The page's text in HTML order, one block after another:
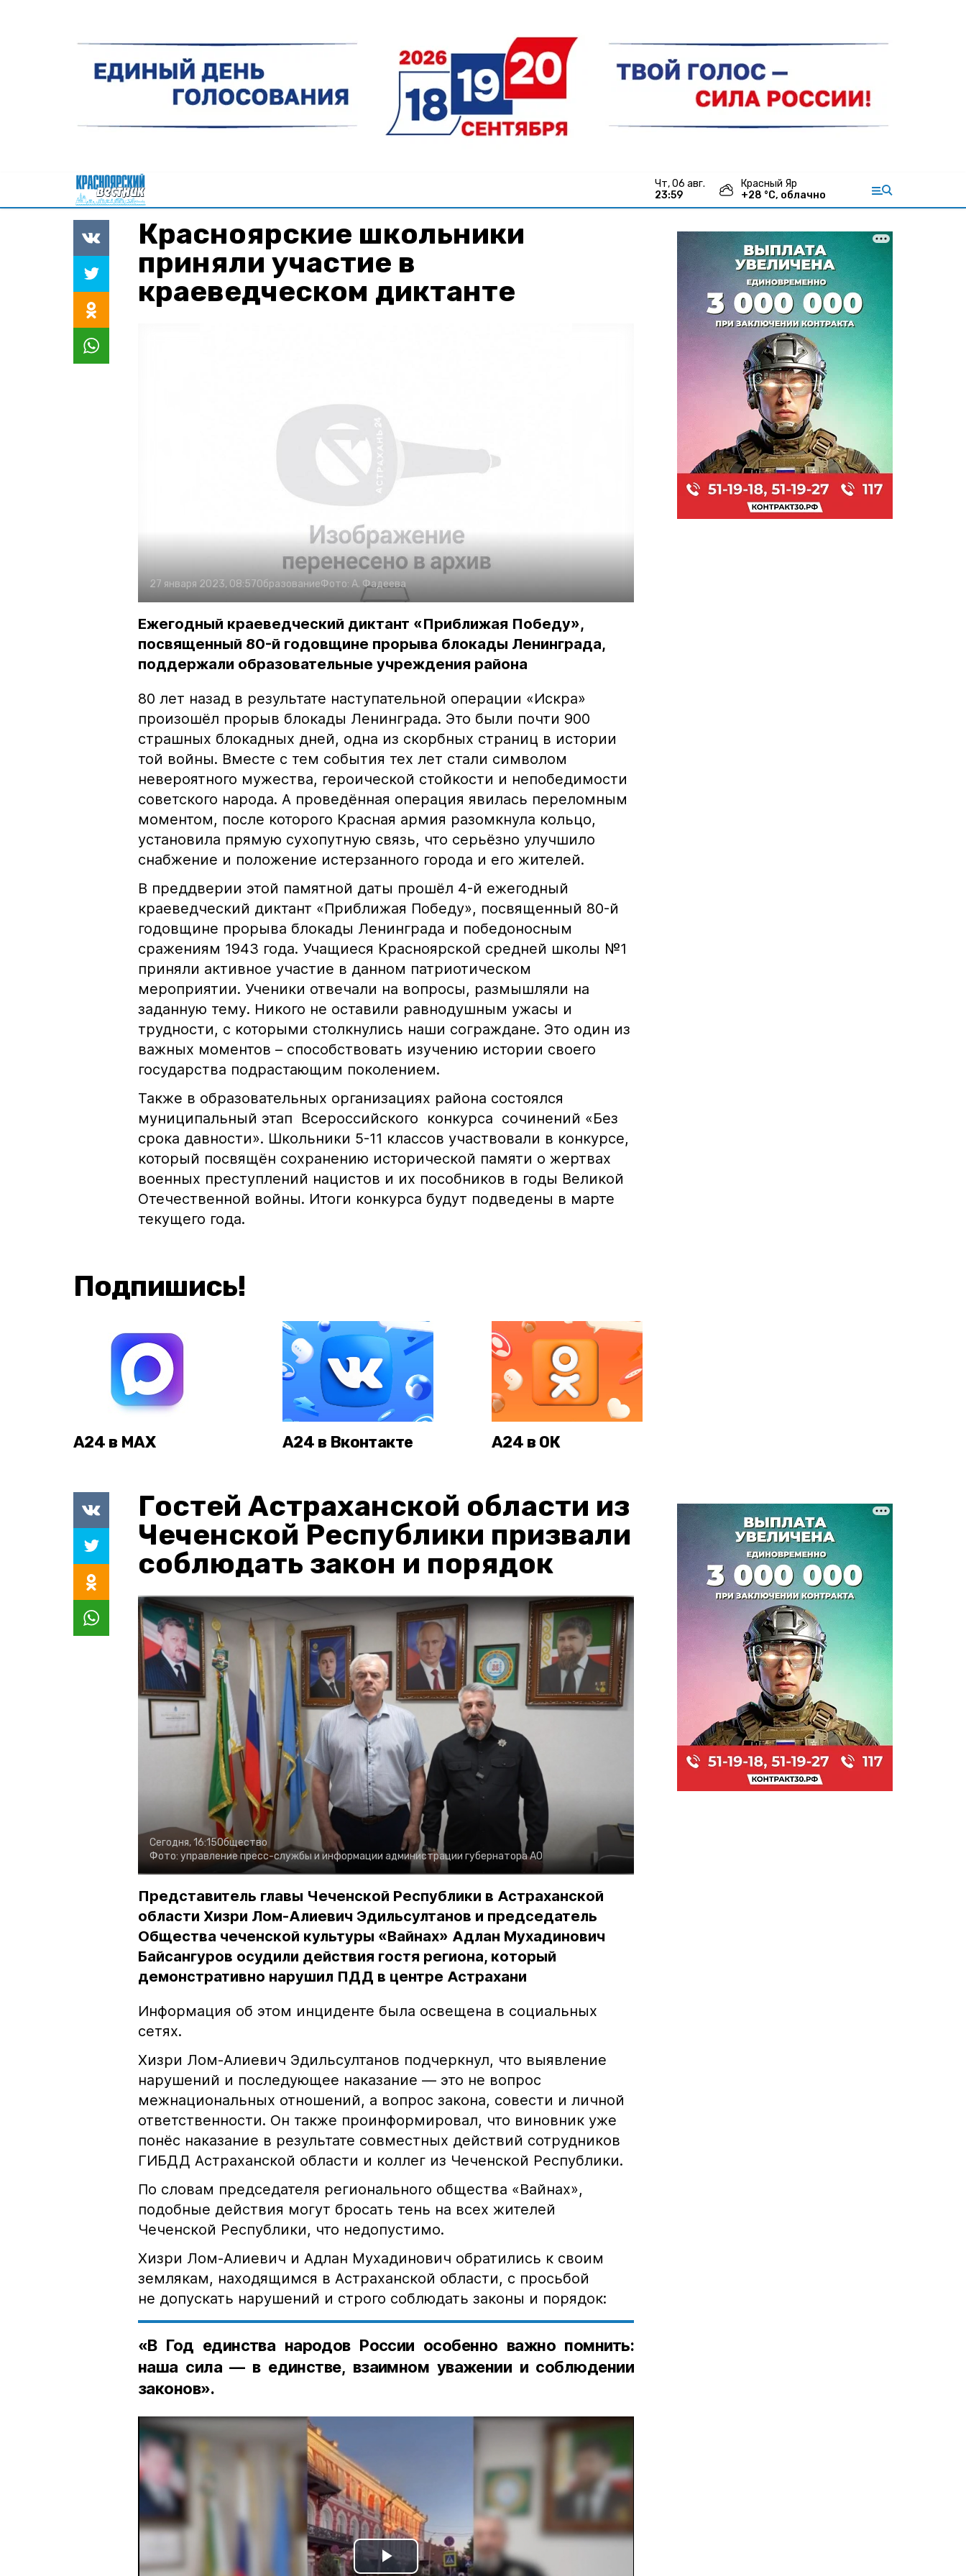
чт, 06 авг.
23:59
Красный Яр
+28 °С, облачно
Красноярские школьники
приняли участие в
краеведческом диктанте
27 января 2023, 08:57ОбразованиеФото: А. Фадеева
Ежегодный краеведческий диктант «Приближая Победу»,
посвященный 80-й годовщине прорыва блокады Ленинграда,
поддержали образовательные учреждения района
80 лет назад в результате наступательной операции «Искра»
произошёл прорыв блокады Ленинграда. Это были почти 900
страшных блокадных дней, одна из скорбных страниц в истории
той войны. Вместе с тем события тех лет стали символом
невероятного мужества, героической стойкости и непобедимости
советского народа. А проведённая операция явилась переломным
моментом, после которого Красная армия разомкнула кольцо,
установила прямую сухопутную связь, что серьёзно улучшило
снабжение и положение истерзанного города и его жителей.
В преддверии этой памятной даты прошёл 4-й ежегодный
краеведческий диктант «Приближая Победу», посвященный 80-й
годовщине прорыва блокады Ленинграда и победоносным
сражениям 1943 года. Учащиеся Красноярской средней школы №1
приняли активное участие в данном патриотическом
мероприятии. Ученики отвечали на вопросы, размышляли на
заданную тему. Никого не оставили равнодушным ужасы и
трудности, с которыми столкнулись наши сограждане. Это один из
важных моментов – способствовать изучению истории своего
государства подрастающим поколением.
Также в образовательных организациях района состоялся
муниципальный этап Всероссийского конкурса сочинений «Без
срока давности». Школьники 5-11 классов участвовали в конкурсе,
который посвящён сохранению исторической памяти о жертвах
военных преступлений нацистов и их пособников в годы Великой
Отечественной войны. Итоги конкурса будут подведены в марте
текущего года.
Подпишись!
А24 в MAX А24 в Вконтакте А24 в ОК
Гостей Астраханской области из
Чеченской Республики призвали
соблюдать закон и порядок
Сегодня, 16:15Общество
Фото: управление пресс-службы и информации администрации губернатора АО
Представитель главы Чеченской Республики в Астраханской
области Хизри Лом-Алиевич Эдильсултанов и председатель
Общества чеченской культуры «Вайнах» Адлан Мухадинович
Байсангуров осудили действия гостя региона, который
демонстративно нарушил ПДД в центре Астрахани
Информация об этом инциденте была освещена в социальных
сетях.
Хизри Лом-Алиевич Эдильсултанов подчеркнул, что выявление
нарушений и последующее наказание — это не вопрос
межнациональных отношений, а вопрос закона, совести и личной
ответственности. Он также проинформировал, что виновник уже
понёс наказание в результате совместных действий сотрудников
ГИБДД Астраханской области и коллег из Чеченской Республики.
По словам председателя регионального общества «Вайнах»,
подобные действия могут бросать тень на всех жителей
Чеченской Республики, что недопустимо.
Хизри Лом-Алиевич и Адлан Мухадинович обратились к своим
землякам, находящимся в Астраханской области, с просьбой
не допускать нарушений и строго соблюдать законы и порядок:
«В Год единства народов России особенно важно помнить:
наша сила — в единстве, взаимном уважении и соблюдении
законов».